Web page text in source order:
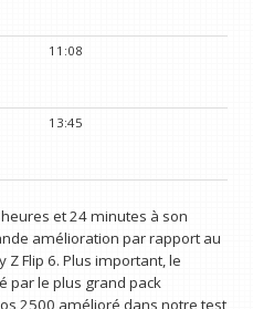
11:08
13:45
et 24 minutes à son
amélioration par rapport au
Flip 6. Plus important, le
par le plus grand pack
2500 amélioré dans notre test